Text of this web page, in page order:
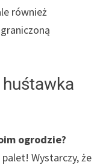
również
ogrodzie?
Wystarczy, że